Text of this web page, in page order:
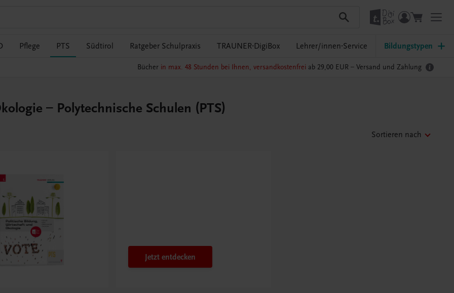
Pflege PTS Südtirol Ratgeber Schulpraxis TRAUNER-DigiBox Lehrer/innen-Service Bildungstypen
Bücher in max. 48 Stunden bei Ihnen, versandkostenfrei ab 29,00 EUR – Versand und Zahlung
– Polytechnische Schulen (PTS)
Sortieren nach
Jetzt entdecken